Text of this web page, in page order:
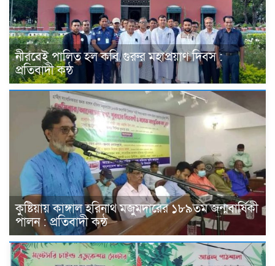
নীরবেই পালিত হল কবি গুরুর মহাপ্রয়াণ দিবস :
প্রতিবাদী কন্ঠ
কুষ্টিয়ায় কাঙ্গাল হরিনাথ মজুমদারের ১৮৯তম জন্মবার্ষিকী
পালন : প্রতিবাদী কন্ঠ